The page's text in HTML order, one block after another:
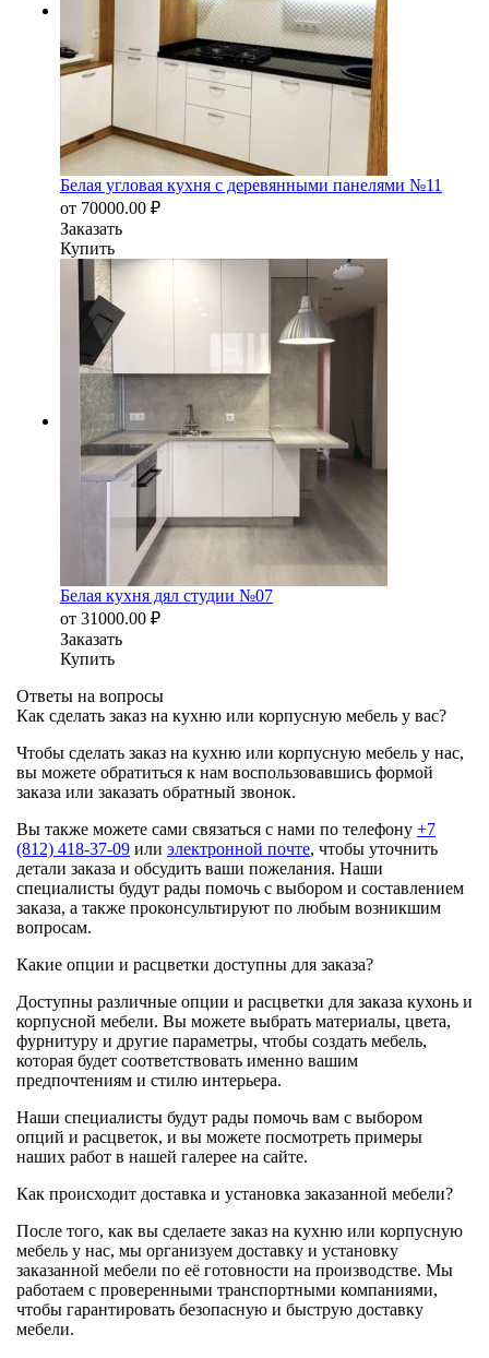
Белая угловая кухня с деревянными панелями №11
от 70000.00 ₽
Заказать
Купить
Белая кухня дял студии №07
от 31000.00 ₽
Заказать
Купить
Ответы на вопросы
Как сделать заказ на кухню или корпусную мебель у вас?
Чтобы сделать заказ на кухню или корпусную мебель у нас,
вы можете обратиться к нам воспользовавшись формой
заказа или заказать обратный звонок.
Вы также можете сами связаться с нами по телефону +7
(812) 418-37-09 или электронной почте, чтобы уточнить
детали заказа и обсудить ваши пожелания. Наши
специалисты будут рады помочь с выбором и составлением
заказа, а также проконсультируют по любым возникшим
вопросам.
Какие опции и расцветки доступны для заказа?
Доступны различные опции и расцветки для заказа кухонь и
корпусной мебели. Вы можете выбрать материалы, цвета,
фурнитуру и другие параметры, чтобы создать мебель,
которая будет соответствовать именно вашим
предпочтениям и стилю интерьера.
Наши специалисты будут рады помочь вам с выбором
опций и расцветок, и вы можете посмотреть примеры
наших работ в нашей галерее на сайте.
Как происходит доставка и установка заказанной мебели?
После того, как вы сделаете заказ на кухню или корпусную
мебель у нас, мы организуем доставку и установку
заказанной мебели по её готовности на производстве. Мы
работаем с проверенными транспортными компаниями,
чтобы гарантировать безопасную и быструю доставку
мебели.